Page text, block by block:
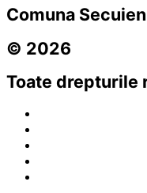
Comuna
© 2026
Toate drepturile